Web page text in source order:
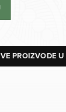
PROIZVODE